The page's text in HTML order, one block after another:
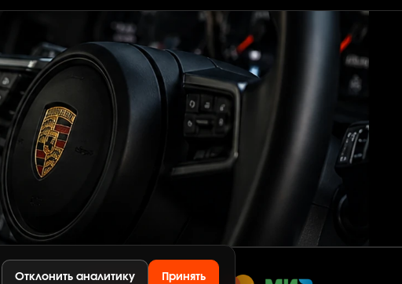
Отклонить аналитику Принять